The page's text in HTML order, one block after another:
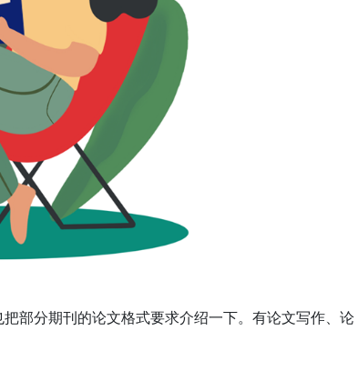
部分期刊的论文格式要求介绍一下。有论文写作、论